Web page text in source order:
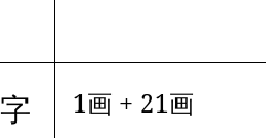
1画 + 21画